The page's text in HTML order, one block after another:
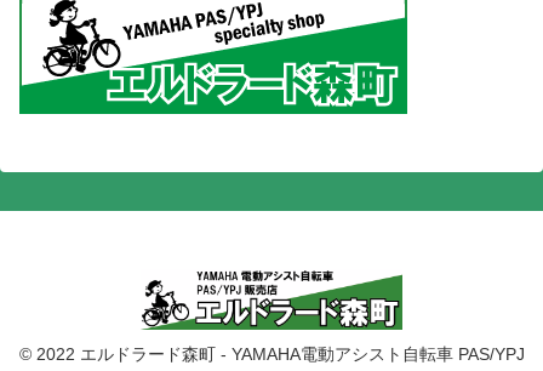
© 2022 エルドラード森町 - YAMAHA電動アシスト自転車 PAS/YPJ